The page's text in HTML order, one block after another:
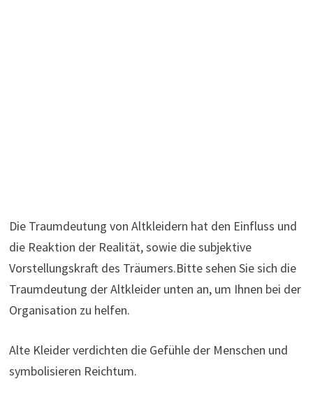
Die Traumdeutung von Altkleidern hat den Einfluss und
die Reaktion der Realität, sowie die subjektive
Vorstellungskraft des Träumers.Bitte sehen Sie sich die
Traumdeutung der Altkleider unten an, um Ihnen bei der
Organisation zu helfen.
Alte Kleider verdichten die Gefühle der Menschen und
symbolisieren Reichtum.